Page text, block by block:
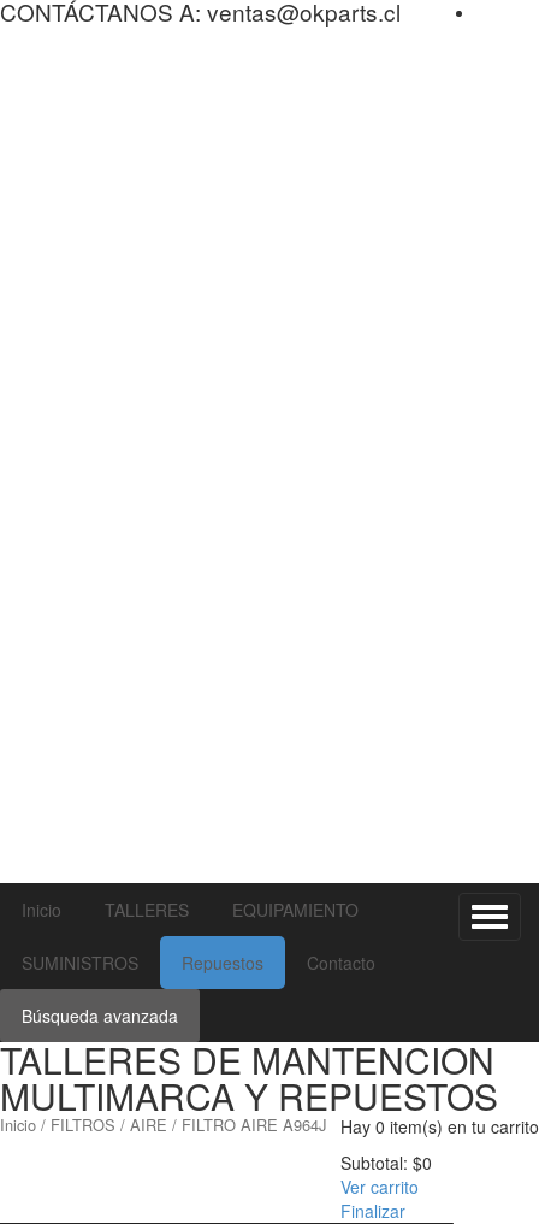
CONTÁCTANOS A: ventas@okparts.cl
Toggle
Inicio TALLERES EQUIPAMIENTO
SUMINISTROS Repuestos Contacto
Búsqueda avanzada
TALLERES DE MANTENCION
MULTIMARCA Y REPUESTOS
Hay 0 item(s) en tu carrito
Subtotal: $0
Ver carrito
Finalizar
Inicio / FILTROS / AIRE / FILTRO AIRE A964J